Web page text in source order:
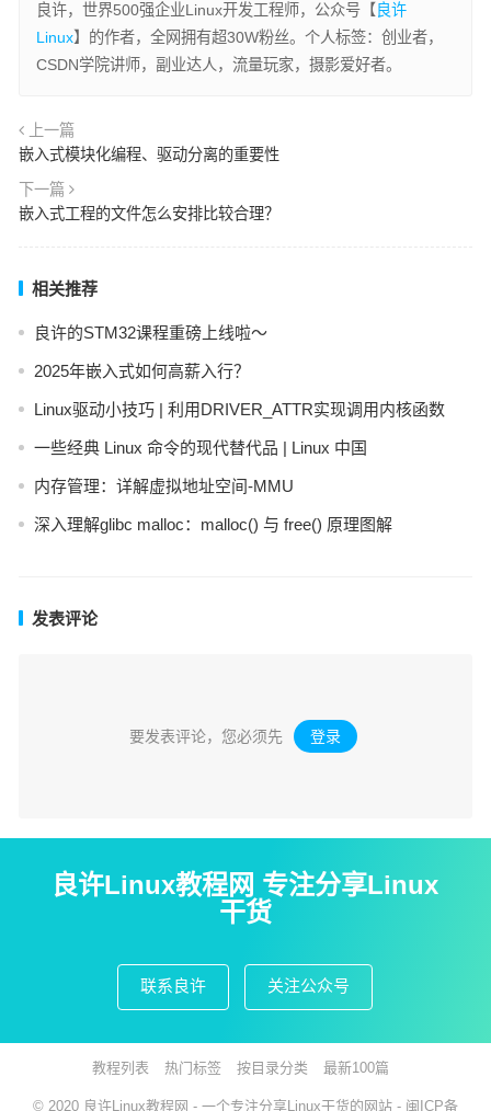
良许，世界500强企业Linux开发工程师，公众号【 良许
Linux】的作者，全网拥有超30W粉丝。个人标签：创业者，
CSDN学院讲师，副业达人，流量玩家，摄影爱好者。
上一篇
嵌入式模块化编程、驱动分离的重要性
下一篇
嵌入式工程的文件怎么安排比较合理？
相关推荐
良许的STM32课程重磅上线啦～
2025年嵌入式如何高薪入行？
Linux驱动小技巧 | 利用DRIVER_ATTR实现调用内核函数
一些经典 Linux 命令的现代替代品 | Linux 中国
内存管理：详解虚拟地址空间-MMU
深入理解glibc malloc：malloc() 与 free() 原理图解
发表评论
要发表评论，您必须先 登录 。
良许Linux教程网 专注分享Linux
干货
联系良许 关注公众号
教程列表 热门标签 按目录分类 最新100篇
© 2020 良许Linux教程网 - 一个专注分享Linux干货的网站 - 闽ICP备